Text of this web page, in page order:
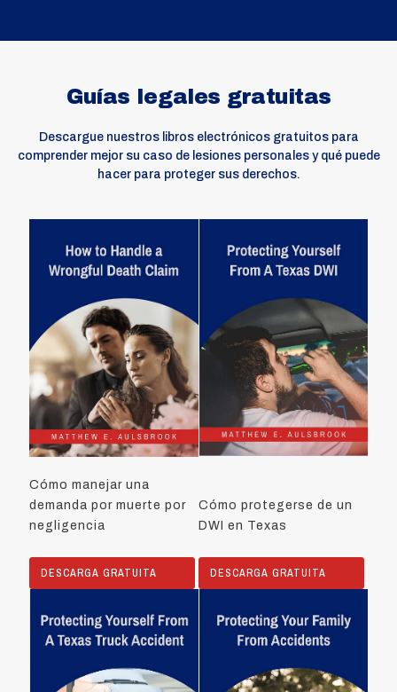
Guías legales gratuitas
Descargue nuestros libros electrónicos gratuitos para
comprender mejor su caso de lesiones personales y qué puede
hacer para proteger sus derechos.
Cómo manejar una
demanda por muerte por
negligencia
DESCARGA GRATUITA
Cómo protegerse de un
DWI en Texas
DESCARGA GRATUITA